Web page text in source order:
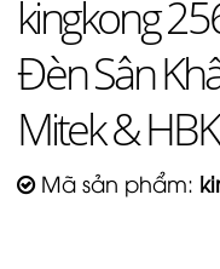
kingkong
Đèn Sân
Mitek & HBK
Mã sản phẩm: